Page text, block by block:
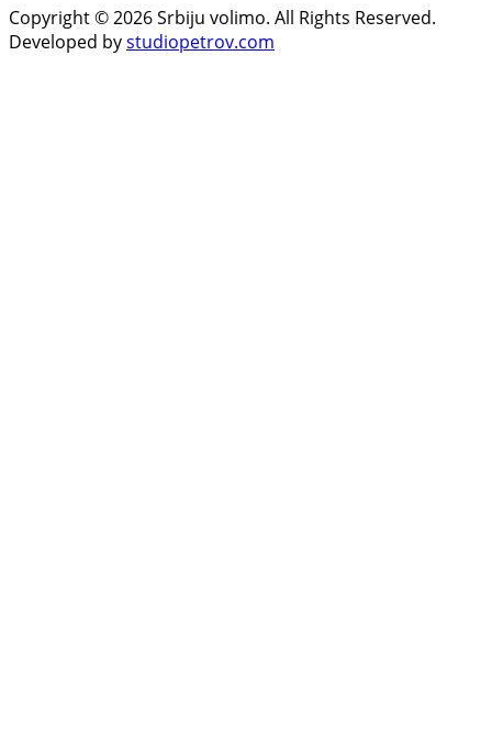
Copyright © 2026 Srbiju volimo. All Rights Reserved.
Developed bystudiopetrov.com